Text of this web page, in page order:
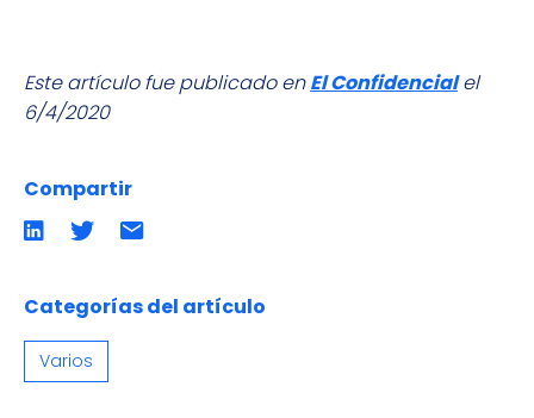
Este artículo fue publicado enEl Confidencialel
6/4/2020
Compartir
Compartir
en
Compartir
en
Compartir
por
email
Categorías del artículo
Varios